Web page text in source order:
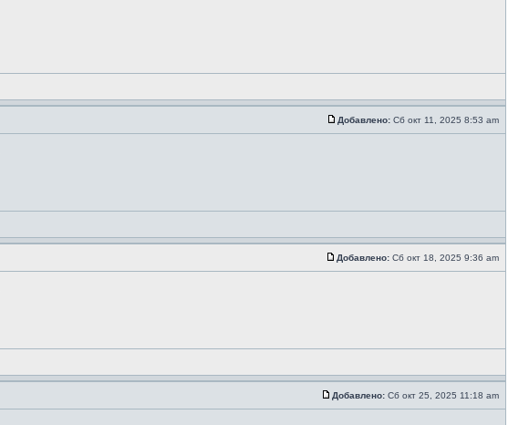
Добавлено: Сб окт 11, 2025 8:53 am
Добавлено: Сб окт 18, 2025 9:36 am
Добавлено: Сб окт 25, 2025 11:18 am